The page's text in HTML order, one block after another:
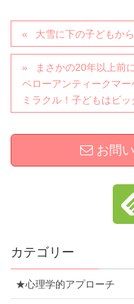
大雪に下の子どもか
まさかの20年以上前
ペローアンティークマ
ミラクル！子どもはビッ
お問
カテゴリー
★心理学的アプローチ